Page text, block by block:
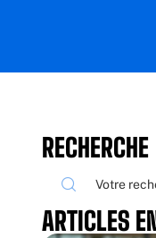
RECHERCHE
ARTICLES